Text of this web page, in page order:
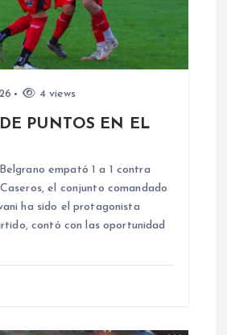
4 views
PUNTOS EN EL
empató 1 a 1 contra
el conjunto comandado
ha sido el protagonista
contó con las oportunidad